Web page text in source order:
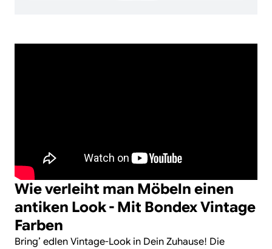
Wie verleiht man Möbeln einen
antiken Look - Mit Bondex Vintage
Farben
Bring’ edlen Vintage-Look in Dein Zuhause! Die